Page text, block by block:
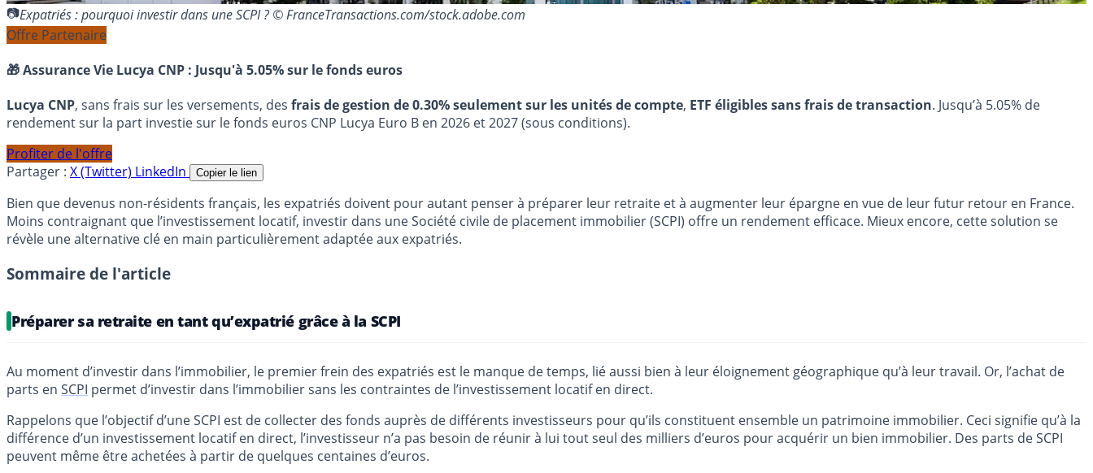
Expatriés : pourquoi investir dans une SCPI ? © FranceTransactions.com/stock.adobe.com
Offre Partenaire
🎁 Assurance Vie Lucya CNP : Jusqu'à 5.05% sur le fonds euros
Lucya CNP, sans frais sur les versements, des frais de gestion de 0.30% seulement sur les unités de compte, ETF éligibles sans frais de transaction. Jusqu’à 5.05% de
rendement sur la part investie sur le fonds euros CNP Lucya Euro B en 2026 et 2027 (sous conditions).
Profiter de l'offre
Partager : X (Twitter) LinkedIn Copier le lien
Bien que devenus non-résidents français, les expatriés doivent pour autant penser à préparer leur retraite et à augmenter leur épargne en vue de leur futur retour en France.
Moins contraignant que l’investissement locatif, investir dans une Société civile de placement immobilier (SCPI) offre un rendement efficace. Mieux encore, cette solution se
révèle une alternative clé en main particulièrement adaptée aux expatriés.
Sommaire de l'article
Préparer sa retraite en tant qu’expatrié grâce à la SCPI
Au moment d’investir dans l’immobilier, le premier frein des expatriés est le manque de temps, lié aussi bien à leur éloignement géographique qu’à leur travail. Or, l’achat de
parts en SCPI permet d’investir dans l’immobilier sans les contraintes de l’investissement locatif en direct.
Rappelons que l’objectif d’une SCPI est de collecter des fonds auprès de différents investisseurs pour qu’ils constituent ensemble un patrimoine immobilier. Ceci signifie qu’à la
différence d’un investissement locatif en direct, l’investisseur n’a pas besoin de réunir à lui tout seul des milliers d’euros pour acquérir un bien immobilier. Des parts de SCPI
peuvent même être achetées à partir de quelques centaines d’euros.